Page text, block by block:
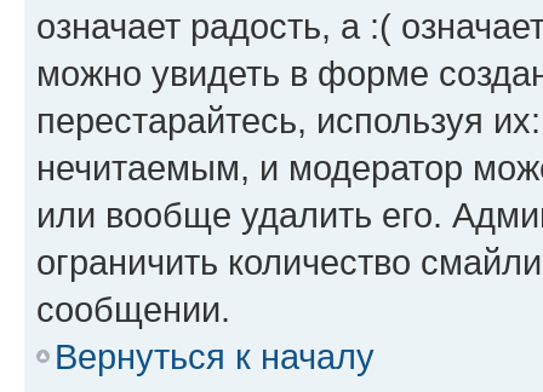
означает радость, а :(
можно увидеть в форме
перестарайтесь, используя
нечитаемым, и модератор
или вообще удалить его.
ограничить количество
сообщении.
Вернуться к началу